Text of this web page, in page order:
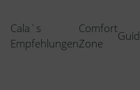
Cala`s
Empfehlungen
Comfort
Zone